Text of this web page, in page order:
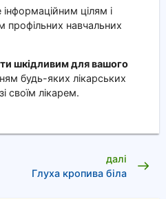
цілям і
профільних навчальних
шкідливим для вашого
будь-яких лікарських
своїм лікарем.
далі
Глуха кропива біла